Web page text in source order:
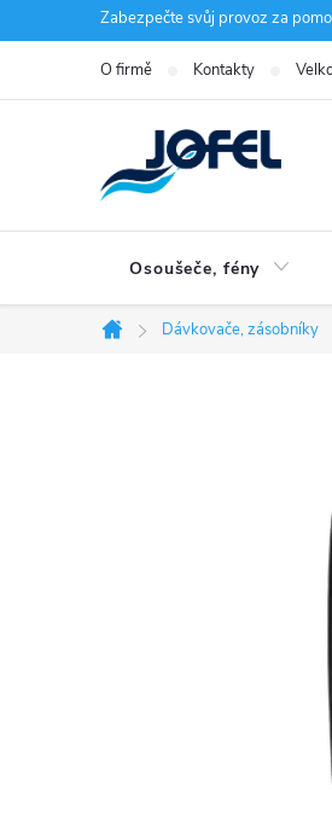
na
Zabezpečte svůj provoz za
O firmě Kontakty
Osoušeče, fény
Domů
Dávkovače, zásobníky